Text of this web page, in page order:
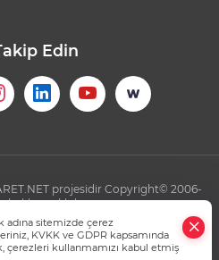
Edin
projesidir Copyright© 2006-
hakları saklıdır.
adına sitemizde çerez
KVKK ve GDPR kapsamında
çerezleri kullanmamızı kabul etmiş